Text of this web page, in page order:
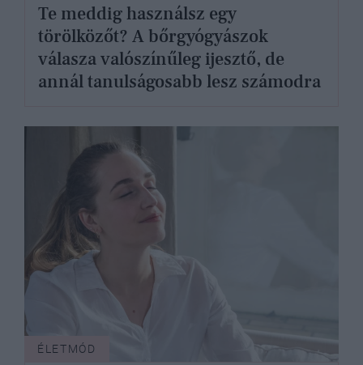
Te meddig használsz egy
törölközőt? A bőrgyógyászok
válasza valószínűleg ijesztő, de
annál tanulságosabb lesz számodra
ÉLETMÓD